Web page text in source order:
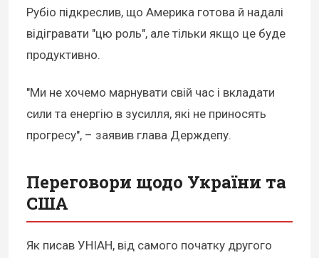
Рубіо підкреслив, що Америка готова й надалі
відігравати "цю роль", але тільки якщо це буде
продуктивно.
"Ми не хочемо марнувати свій час і вкладати
сили та енергію в зусилля, які не приносять
прогресу", – заявив глава Держдепу.
Переговори щодо України та
США
Як писав УНІАН, від самого початку другого